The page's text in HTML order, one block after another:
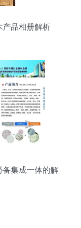
产品相册解析
备集成一体的解